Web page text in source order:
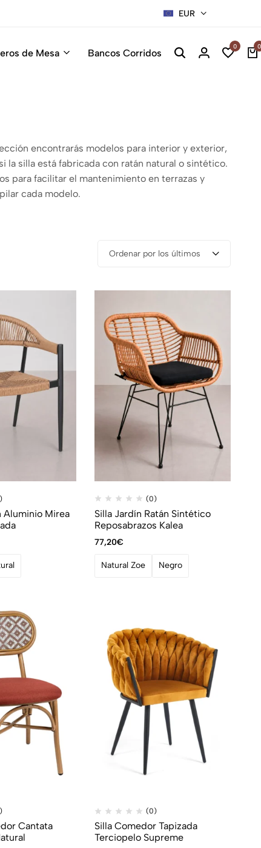
EUR
de Mesa Bancos Corridos
0 0
encontrarás modelos para interior y exterior,
la silla está fabricada con ratán natural o sintético.
para facilitar el mantenimiento en terrazas y
cada modelo.
Ordenar por los últimos
Aluminio Mirea
(0)
Silla Jardín Ratán Sintético
Reposabrazos Kalea
77,20€
Natural Zoe Negro
Cantata
(0)
Silla Comedor Tapizada
Terciopelo Supreme